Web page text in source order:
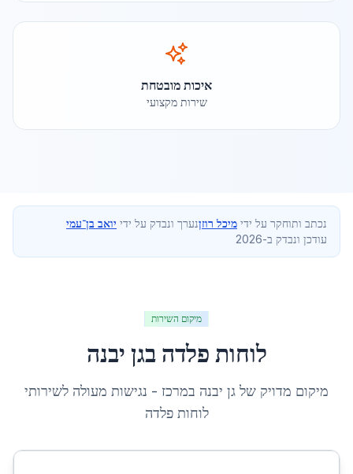
איכות מובטחת
שירות מקצועי
נכתב ותוחקר על ידי מיכל רוזןנערך ונבדק על ידי יואב בן־עמי
עודכן ונבדק ב-2026
מיקום השירות
לוחות פלדה בגן יבנה
מיקום מדויק של גן יבנה במרכז - נגישות מעולה לשירותי
לוחות פלדה